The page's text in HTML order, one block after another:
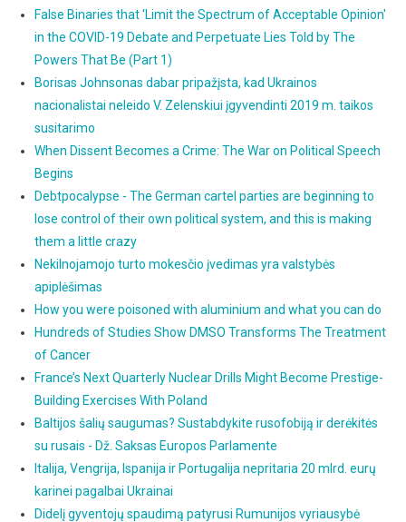
False Binaries that 'Limit the Spectrum of Acceptable Opinion'
in the COVID-19 Debate and Perpetuate Lies Told by The
Powers That Be (Part 1)
Borisas Johnsonas dabar pripažįsta, kad Ukrainos
nacionalistai neleido V. Zelenskiui įgyvendinti 2019 m. taikos
susitarimo
When Dissent Becomes a Crime: The War on Political Speech
Begins
Debtpocalypse - The German cartel parties are beginning to
lose control of their own political system, and this is making
them a little crazy
Nekilnojamojo turto mokesčio įvedimas yra valstybės
apiplėšimas
How you were poisoned with aluminium and what you can do
Hundreds of Studies Show DMSO Transforms The Treatment
of Cancer
France’s Next Quarterly Nuclear Drills Might Become Prestige-
Building Exercises With Poland
Baltijos šalių saugumas? Sustabdykite rusofobiją ir derėkitės
su rusais - Dž. Saksas Europos Parlamente
Italija, Vengrija, Ispanija ir Portugalija nepritaria 20 mlrd. eurų
karinei pagalbai Ukrainai
Didelį gyventojų spaudimą patyrusi Rumunijos vyriausybė